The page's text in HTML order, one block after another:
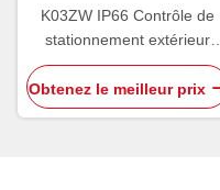
K03ZW IP66 Contrôle de
stationnement extérieur
Contrôleur de zone filaire
extérieur PGS RS485
Obtenez le meilleur prix